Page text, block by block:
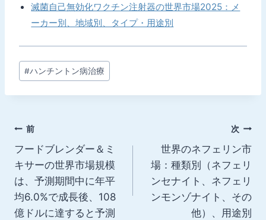
滅菌自己無効化ワクチン注射器の世界市場2025：メ
ーカー別、地域別、タイプ・用途別
投
稿
タ
#ハンチントン病治療
投
稿
ナ
ビ
前
フードブレンダー＆ミ
キサーの世界市場規模
は、予測期間中に年平
均6.0%で成長後、108
億ドルに達すると予測
次
世界のネフェリン市
場：種類別（ネフェリ
ンセナイト、ネフェリ
ンモンゾナイト、その
他）、用途別